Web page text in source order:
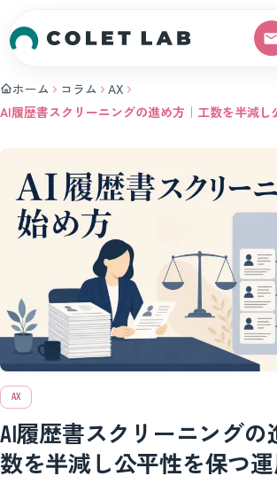
ホーム コラム
AX
AI履歴書スクリーニングの進め方｜工数を半減し
AX
AI履歴書スクリーニング
数を半減し公平性を保つ